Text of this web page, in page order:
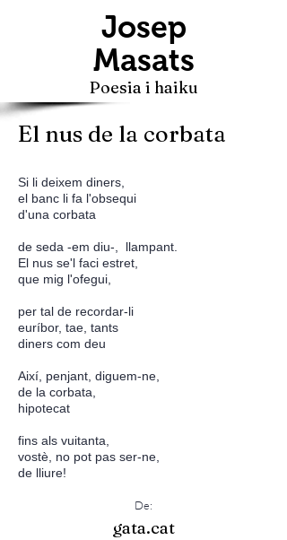
Josep
Masats
Poesia i haiku
El nus de la corbata
Si li deixem diners,
el banc li fa l'obsequi
d'una corbata
de seda -em diu-, llampant.
El nus se'l faci estret,
que mig l'ofegui,
per tal de recordar-li
euríbor, tae, tants
diners com deu
Així, penjant, diguem-ne,
de la corbata,
hipotecat
fins als vuitanta,
vostè, no pot pas ser-ne,
de lliure!
De:
gata.cat